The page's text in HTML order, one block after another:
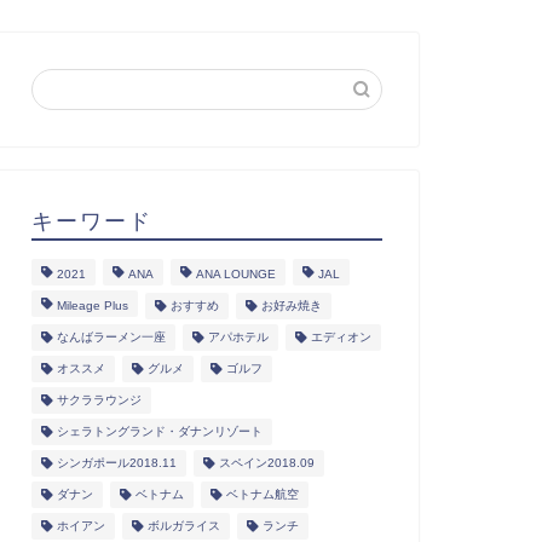
キーワード
2021 ANA ANA LOUNGE JAL
Mileage Plus おすすめ お好み焼き
なんばラーメン一座 アパホテル エディオン
オススメ グルメ ゴルフ
サクララウンジ
シェラトングランド・ダナンリゾート
シンガポール2018.11 スペイン2018.09
ダナン ベトナム ベトナム航空
ホイアン ボルガライス ランチ